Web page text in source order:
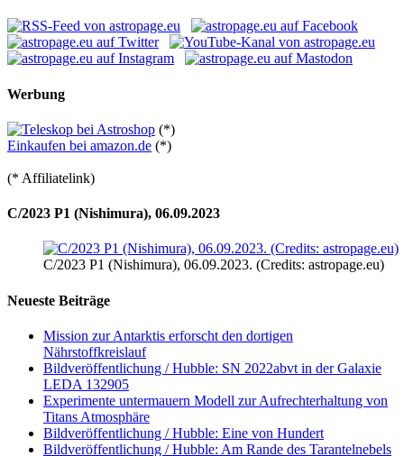
Werbung
(*)
Einkaufen bei amazon.de (*)
(* Affiliatelink)
C/2023 P1 (Nishimura), 06.09.2023
C/2023 P1 (Nishimura), 06.09.2023. (Credits: astropage.eu)
Neueste Beiträge
Mission zur Antarktis erforscht den dortigen
Nährstoffkreislauf
Bildveröffentlichung / Hubble: SN 2022abvt in der Galaxie
LEDA 132905
Experimente untermauern Modell zur Aufrechterhaltung von
Titans Atmosphäre
Bildveröffentlichung / Hubble: Eine von Hundert
Bildveröffentlichung / Hubble: Am Rande des Tarantelnebels